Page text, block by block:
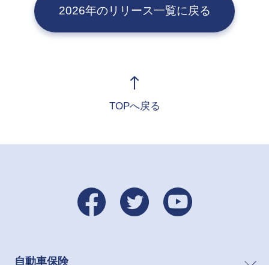
2026年のリリース一覧に戻る
TOPへ戻る
自動車保険